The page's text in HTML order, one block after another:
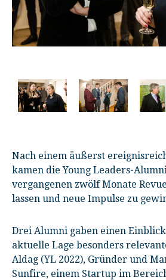
Nach einem äußerst
kamen die Young Leaders-
vergangenen zwölf Monate
lassen und neue Impulse zu
Drei Alumni gaben einen
aktuelle Lage besonders
Aldag (YL 2022), Gründer und
Sunfire, einem Startup im